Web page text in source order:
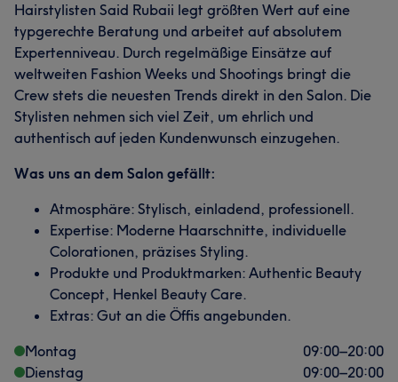
Professionell 10 Kompetent 7 Aufmerksam 5
Hairstylisten Said Rubaii legt größten Wert auf eine
typgerechte Beratung und arbeitet auf absolutem
Expertenniveau. Durch regelmäßige Einsätze auf
weltweiten Fashion Weeks und Shootings bringt die
Crew stets die neuesten Trends direkt in den Salon. Die
Stylisten nehmen sich viel Zeit, um ehrlich und
authentisch auf jeden Kundenwunsch einzugehen.
Was uns an dem Salon gefällt:
Atmosphäre: Stylisch, einladend, professionell.
Expertise: Moderne Haarschnitte, individuelle
Colorationen, präzises Styling.
Produkte und Produktmarken: Authentic Beauty
Concept, Henkel Beauty Care.
Extras: Gut an die Öffis angebunden.
Montag
09:00–20:00
Dienstag
09:00–20:00